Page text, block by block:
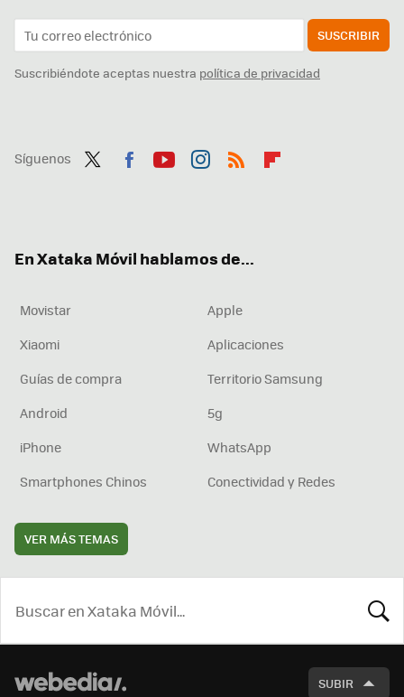
SUSCRIBIR
Suscribiéndote aceptas nuestra política de privacidad
Síguenos
En Xataka Móvil hablamos de...
Movistar
Apple
Xiaomi
Aplicaciones
Guías de compra
Territorio Samsung
Android
5g
iPhone
WhatsApp
Smartphones Chinos
Conectividad y Redes
VER MÁS TEMAS
SUBIR